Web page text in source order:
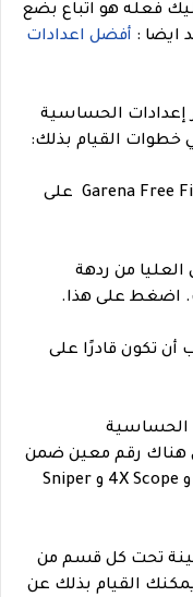
فعله هو اتباع بضع
ايضا : أفضل اعدادات
إعدادات الحساسية
خطوات القيام بذلك:
الخطوة 1: أولاً ، افتح لعبة فري فاير Garena Free Fire على
العليا من ردهة
اضغط على هذا.
أن تكون قادرًا على
الحساسية
هناك رقم معين ضمن
أقسام General و Red Dot و 2X Scope و 4X Scope و Sniper
المعينة تحت كل قسم من
يمكنك القيام بذلك عن